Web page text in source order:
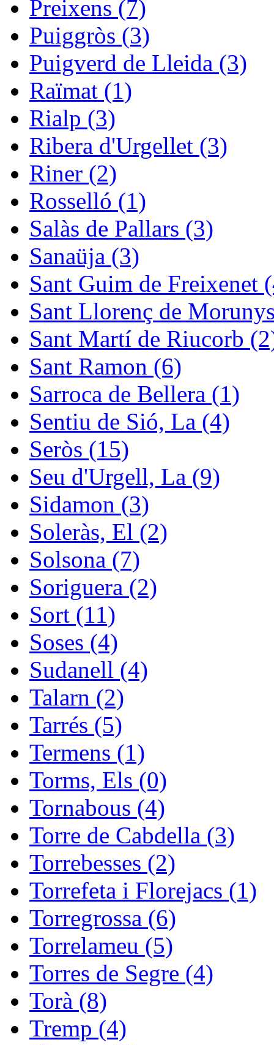
Preixens (7)
Puiggròs (3)
Puigverd de Lleida (3)
Raïmat (1)
Rialp (3)
Ribera d'Urgellet (3)
Riner (2)
Rosselló (1)
Salàs de Pallars (3)
Sanaüja (3)
Sant Guim de Freixenet
Sant Llorenç de
Sant Martí de Riucorb
Sant Ramon (6)
Sarroca de Bellera (1)
Sentiu de Sió, La (4)
Seròs (15)
Seu d'Urgell, La (9)
Sidamon (3)
Soleràs, El (2)
Solsona (7)
Soriguera (2)
Sort (11)
Soses (4)
Sudanell (4)
Talarn (2)
Tarrés (5)
Termens (1)
Torms, Els (0)
Tornabous (4)
Torre de Cabdella (3)
Torrebesses (2)
Torrefeta i Florejacs (1)
Torregrossa (6)
Torrelameu (5)
Torres de Segre (4)
Torà (8)
Tremp (4)